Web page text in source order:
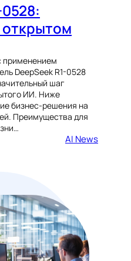
применением
DeepSeek R1-0528
шаг
ИИ. Ниже
бизнес-решения на
Преимущества для
AI News